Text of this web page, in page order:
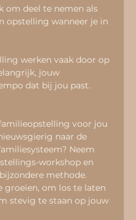
opstelling wanneer je in
werken vaak door op
jouw
dat bij jou past.
voor jou
naar de
Neem
workshop en
methode.
groeien, om los te laten
stevig te staan op jouw